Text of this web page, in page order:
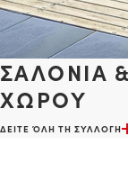
ΣΑΛΟΝΙΑ
ΧΩΡΟΥ
ΔΕΙΤΕ ΌΛΗ ΤΗ ΣΥΛΛΟΓΗ